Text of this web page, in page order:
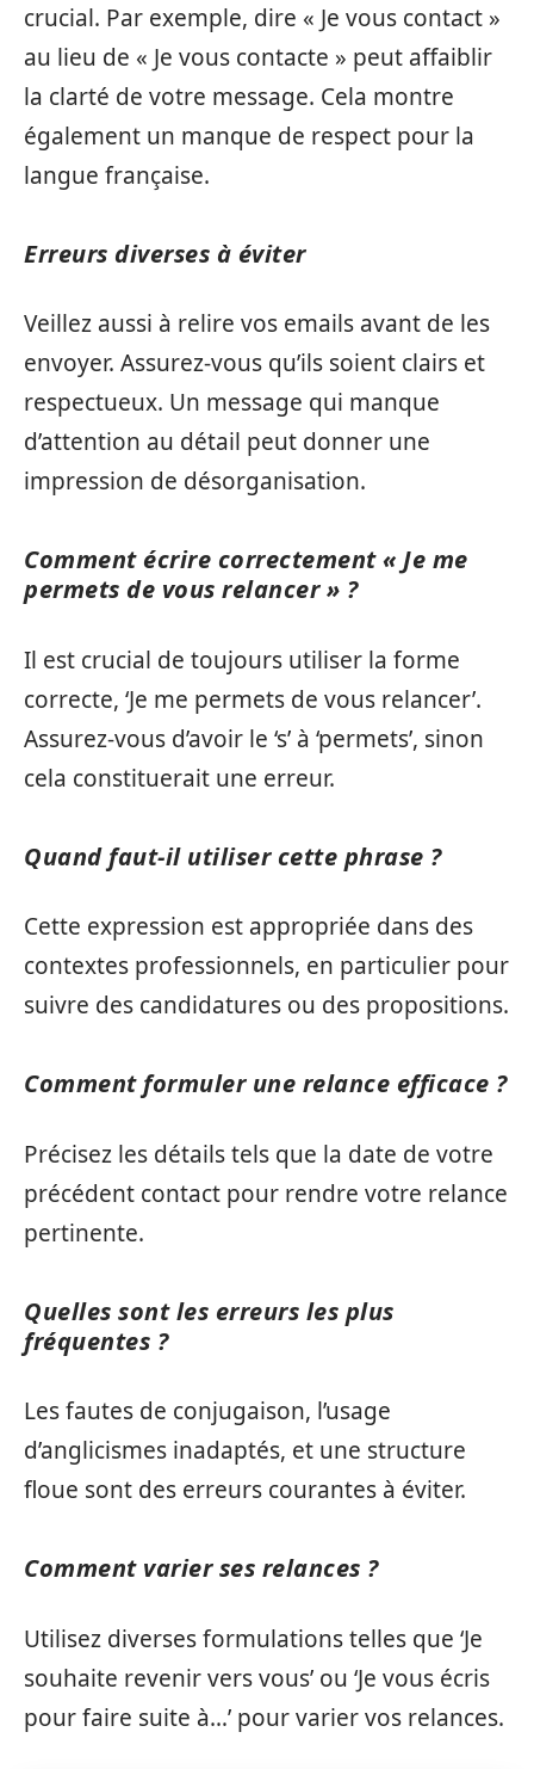
crucial. Par exemple, dire « Je vous contact »
au lieu de « Je vous contacte » peut affaiblir
la clarté de votre message. Cela montre
également un manque de respect pour la
langue française.
Erreurs diverses à éviter
Veillez aussi à relire vos emails avant de les
envoyer. Assurez-vous qu’ils soient clairs et
respectueux. Un message qui manque
d’attention au détail peut donner une
impression de désorganisation.
Comment écrire correctement « Je me
permets de vous relancer » ?
Il est crucial de toujours utiliser la forme
correcte, ‘Je me permets de vous relancer’.
Assurez-vous d’avoir le ‘s’ à ‘permets’, sinon
cela constituerait une erreur.
Quand faut-il utiliser cette phrase ?
Cette expression est appropriée dans des
contextes professionnels, en particulier pour
suivre des candidatures ou des propositions.
Comment formuler une relance efficace ?
Précisez les détails tels que la date de votre
précédent contact pour rendre votre relance
pertinente.
Quelles sont les erreurs les plus
fréquentes ?
Les fautes de conjugaison, l’usage
d’anglicismes inadaptés, et une structure
floue sont des erreurs courantes à éviter.
Comment varier ses relances ?
Utilisez diverses formulations telles que ‘Je
souhaite revenir vers vous’ ou ‘Je vous écris
pour faire suite à…’ pour varier vos relances.